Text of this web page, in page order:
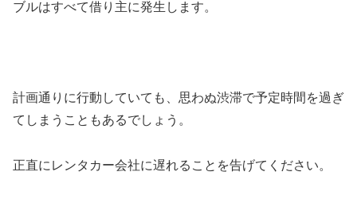
ブルはすべて借り主に発生します。
計画通りに行動していても、思わぬ渋滞で予定時間を過ぎ
てしまうこともあるでしょう。
正直にレンタカー会社に遅れることを告げてください。